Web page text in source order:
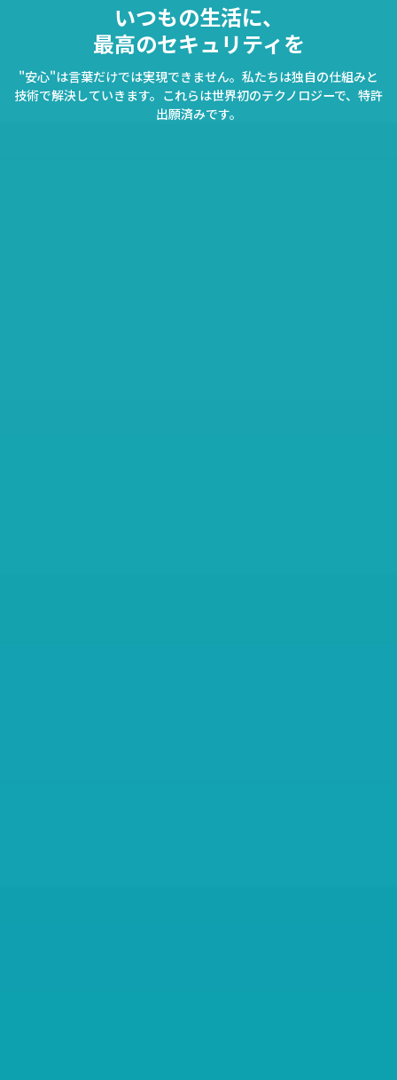
いつもの生活に、
最高のセキュリティを
"安心"は言葉だけでは実現できません。 私たちは独自の仕組みと
技術で解決していきます。 これらは世界初のテクノロジーで、特許
出願済みです。